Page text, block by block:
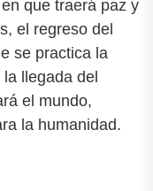
que traerá paz y
el regreso del
se practica la
llegada del
el mundo,
la humanidad.